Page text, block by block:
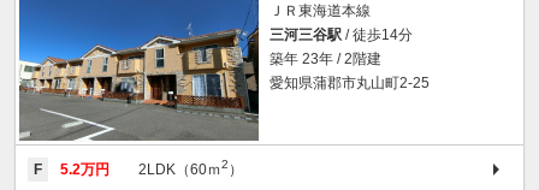
ＪＲ東海道本線
三河三谷駅 / 徒歩14分
築年 23年 / 2階建
愛知県蒲郡市丸山町2-25
F 5.2万円 2LDK（60ｍ2 ）